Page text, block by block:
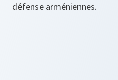
défense arméniennes.